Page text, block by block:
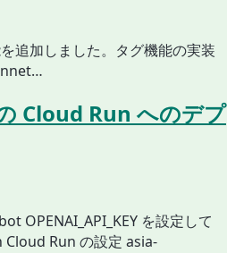
追加しました。タグ機能の実装
Cloud Run へのデプ
を設定して
Cloud Run の設定 asia-